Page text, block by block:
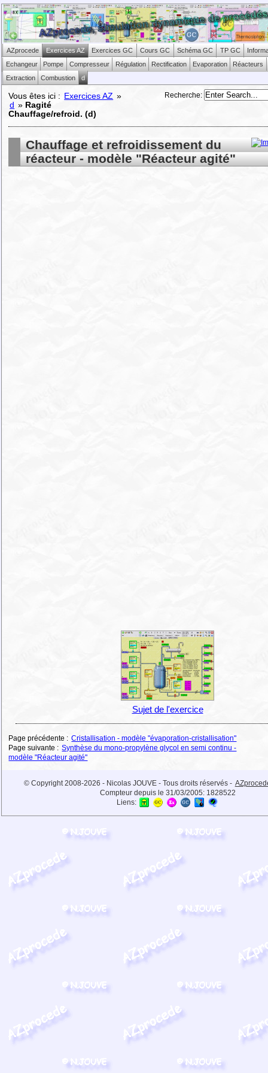
AZprocede Exercices AZ Exercices GC Cours GC Schéma GC TP GC
Echangeur
Pompe Compresseur Régulation Rectification Evaporation
Réacteurs
Extraction
Combustion d
Recherche:
Vous êtes ici : Exercices AZ »
d » Ragité
Chauffage/refroid. (d)
Chauffage et refroidissement du
réacteur - modèle "Réacteur agité"
Sujet de l'exercice
Page précédente : Cristallisation - modèle "évaporation-cristallisation"
Page suivante : Synthèse du mono-propylène glycol en semi continu -
modèle "Réacteur agité"
© Copyright 2008-2026 - Nicolas JOUVE - Tous droits réservés -
Compteur depuis le 31/03/2005: 1828522
Liens: